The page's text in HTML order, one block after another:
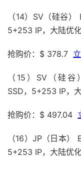
（14）SV（硅谷
5+253 IP，大陆优
抢购价：$ 378.7
（15）SV（硅
SSD，5+253 IP，
抢购价：$ 497.04
（16）JP（日本）
5+253 IP，大陆优